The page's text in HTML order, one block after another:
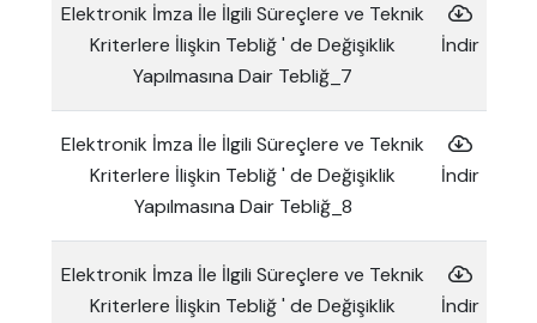
Elektronik İmza İle İlgili Süreçlere ve Teknik
Kriterlere İlişkin Tebliğ ' de Değişiklik
Yapılmasına Dair Tebliğ_7
İndir
Elektronik İmza İle İlgili Süreçlere ve Teknik
Kriterlere İlişkin Tebliğ ' de Değişiklik
Yapılmasına Dair Tebliğ_8
İndir
Elektronik İmza İle İlgili Süreçlere ve Teknik
Kriterlere İlişkin Tebliğ ' de Değişiklik
İndir